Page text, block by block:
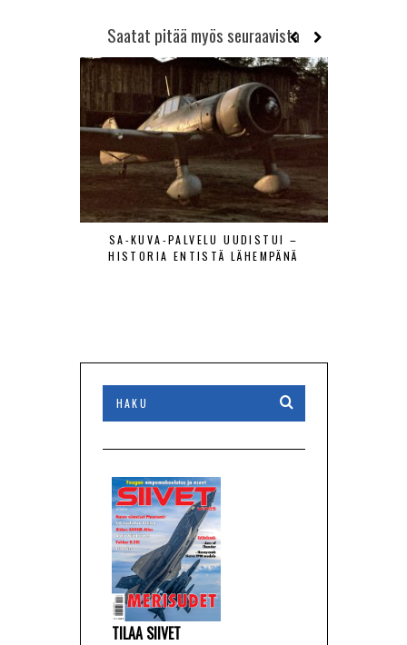
Saatat pitää myös seuraavista
SA-KUVA-PALVELU UUDISTUI –
HISTORIA ENTISTÄ LÄHEMPÄNÄ
TILAA SIIVET